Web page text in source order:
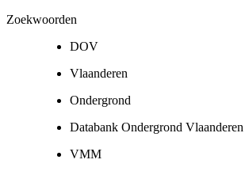
Zoekwoorden
DOV
Vlaanderen
Ondergrond
Databank Ondergrond Vlaanderen
VMM